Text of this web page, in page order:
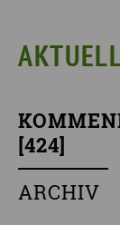
[424]
ARCHIV